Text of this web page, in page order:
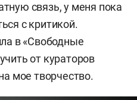
связь, у меня пока
с критикой.
в «Свободные
от кураторов
мое творчество.